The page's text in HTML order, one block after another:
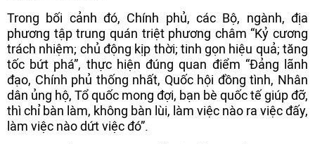
Trong bối cảnh đó, Chính phủ, các Bộ, ngành, địa
phương tập trung quán triệt phương châm “Kỷ cương
trách nhiệm; chủ động kịp thời; tinh gọn hiệu quả; tăng
tốc bứt phá”, thực hiện đúng quan điểm “Đảng lãnh
đạo, Chính phủ thống nhất, Quốc hội đồng tình, Nhân
dân ủng hộ, Tổ quốc mong đợi, bạn bè quốc tế giúp đỡ,
thì chỉ bàn làm, không bàn lùi, làm việc nào ra việc đấy,
làm việc nào dứt việc đó”.